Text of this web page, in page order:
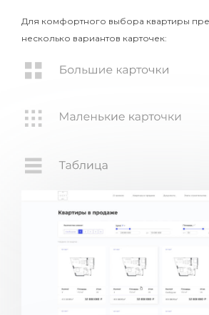
Для комфортного выбора квартиры
несколько вариантов карточек: